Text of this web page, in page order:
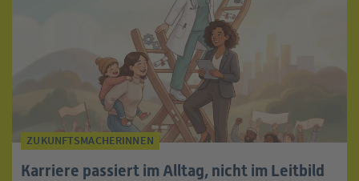
ZUKUNFTSMACHERINNEN
Karriere passiert im Alltag, nicht im Leitbild